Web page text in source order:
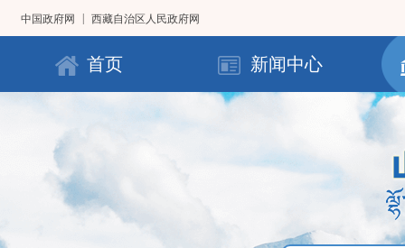
中国政府网 西藏自治区人民政府网
首页 新闻中心